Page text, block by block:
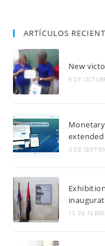
ARTÍCULOS
New
5 DE
3 DE
15 DE